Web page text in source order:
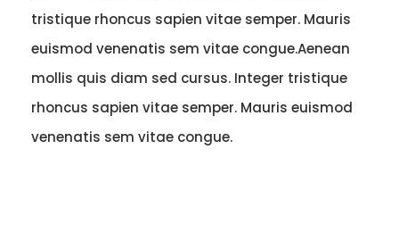
tristique rhoncus sapien vitae semper. Mauris
euismod venenatis sem vitae congue.Aenean
mollis quis diam sed cursus. Integer tristique
rhoncus sapien vitae semper. Mauris euismod
venenatis sem vitae congue.